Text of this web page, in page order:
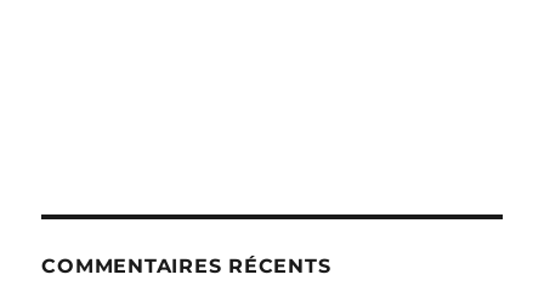
COMMENTAIRES RÉCENTS